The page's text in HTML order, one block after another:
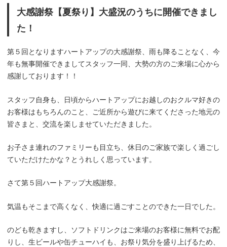
大感謝祭【夏祭り】大盛況のうちに開催できまし
た！
第５回となりますハートアップの大感謝祭、雨も降ることなく、今
年も無事開催できましてスタッフ一同、大勢の方のご来場に心から
感謝しております！！
スタッフ自身も、日頃からハートアップにお越しのおクルマ好きの
お客様はもちろんのこと、ご近所から遊びに来てくださった地元の
皆さまと、交流を楽しませていただきました。
お子さま連れのファミリーも目立ち、休日のご家族で楽しく過ごし
ていただけたかな？とうれしく思っています。
さて第５回ハートアップ大感謝祭。
気温もそこまで高くなく、快適に過ごすことのできた一日でした。
のども乾きますし、ソフトドリンクはご来場のお客様に無料でお配
りし、生ビールや缶チューハイも、お祭り気分を盛り上げるため、